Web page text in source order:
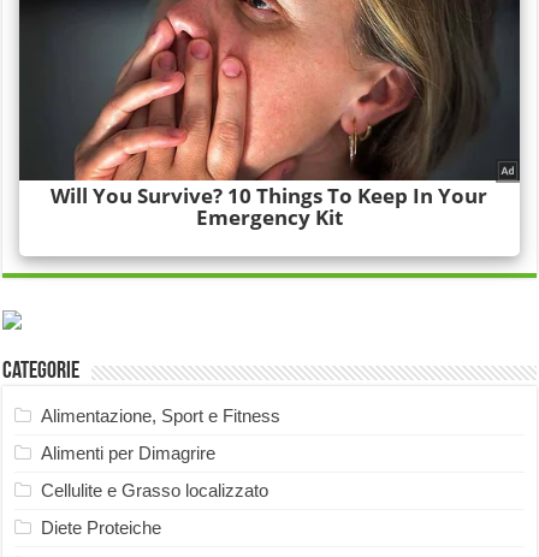
Categorie
Alimentazione, Sport e Fitness
Alimenti per Dimagrire
Cellulite e Grasso localizzato
Diete Proteiche